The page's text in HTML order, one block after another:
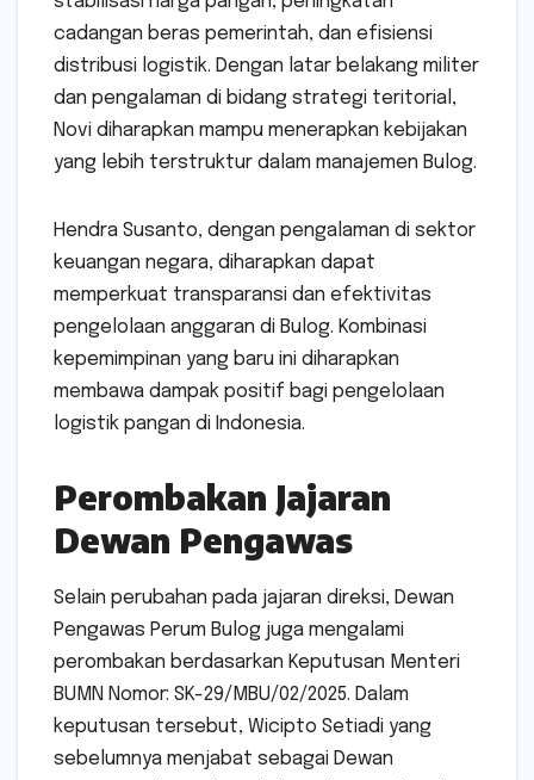
cadangan beras pemerintah, dan efisiensi
distribusi logistik. Dengan latar belakang militer
dan pengalaman di bidang strategi teritorial,
Novi diharapkan mampu menerapkan kebijakan
yang lebih terstruktur dalam manajemen Bulog.
Hendra Susanto, dengan pengalaman di sektor
keuangan negara, diharapkan dapat
memperkuat transparansi dan efektivitas
pengelolaan anggaran di Bulog. Kombinasi
kepemimpinan yang baru ini diharapkan
membawa dampak positif bagi pengelolaan
logistik pangan di Indonesia.
Perombakan Jajaran
Dewan Pengawas
Selain perubahan pada jajaran direksi, Dewan
Pengawas Perum Bulog juga mengalami
perombakan berdasarkan Keputusan Menteri
BUMN Nomor: SK-29/MBU/02/2025. Dalam
keputusan tersebut, Wicipto Setiadi yang
sebelumnya menjabat sebagai Dewan